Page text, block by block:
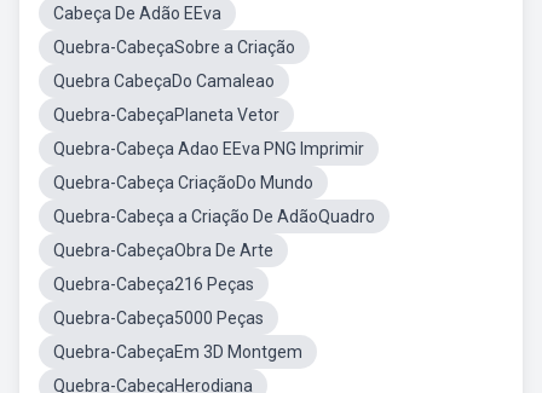
Cabeça De Adão EEva
Quebra-CabeçaSobre a Criação
Quebra CabeçaDo Camaleao
Quebra-CabeçaPlaneta Vetor
Quebra-Cabeça Adao EEva PNG Imprimir
Quebra-Cabeça CriaçãoDo Mundo
Quebra-Cabeça a Criação De AdãoQuadro
Quebra-CabeçaObra De Arte
Quebra-Cabeça216 Peças
Quebra-Cabeça5000 Peças
Quebra-CabeçaEm 3D Montgem
Quebra-CabeçaHerodiana